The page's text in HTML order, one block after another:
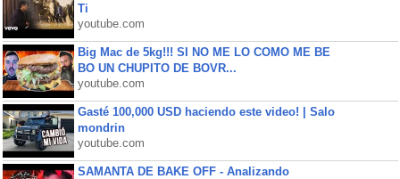
Ti
youtube.com
Big Mac de 5kg!!! SI NO ME LO COMO ME BE
BO UN CHUPITO DE BOVR...
youtube.com
Gasté 100,000 USD haciendo este video! | Salo
mondrin
youtube.com
SAMANTA DE BAKE OFF - Analizando